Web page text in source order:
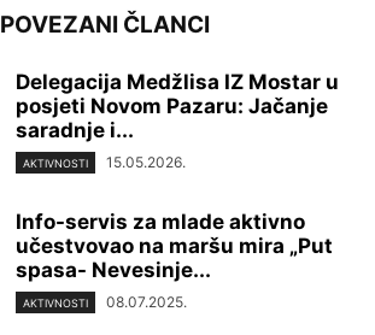
POVEZANI ČLANCI
Delegacija Medžlisa IZ Mostar u
posjeti Novom Pazaru: Jačanje
saradnje i...
AKTIVNOSTI 15.05.2026.
Info-servis za mlade aktivno
učestvovao na maršu mira „Put
spasa- Nevesinje...
AKTIVNOSTI 08.07.2025.